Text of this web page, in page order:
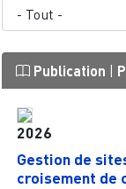
Publication |
2026
Gestion de
croisement de